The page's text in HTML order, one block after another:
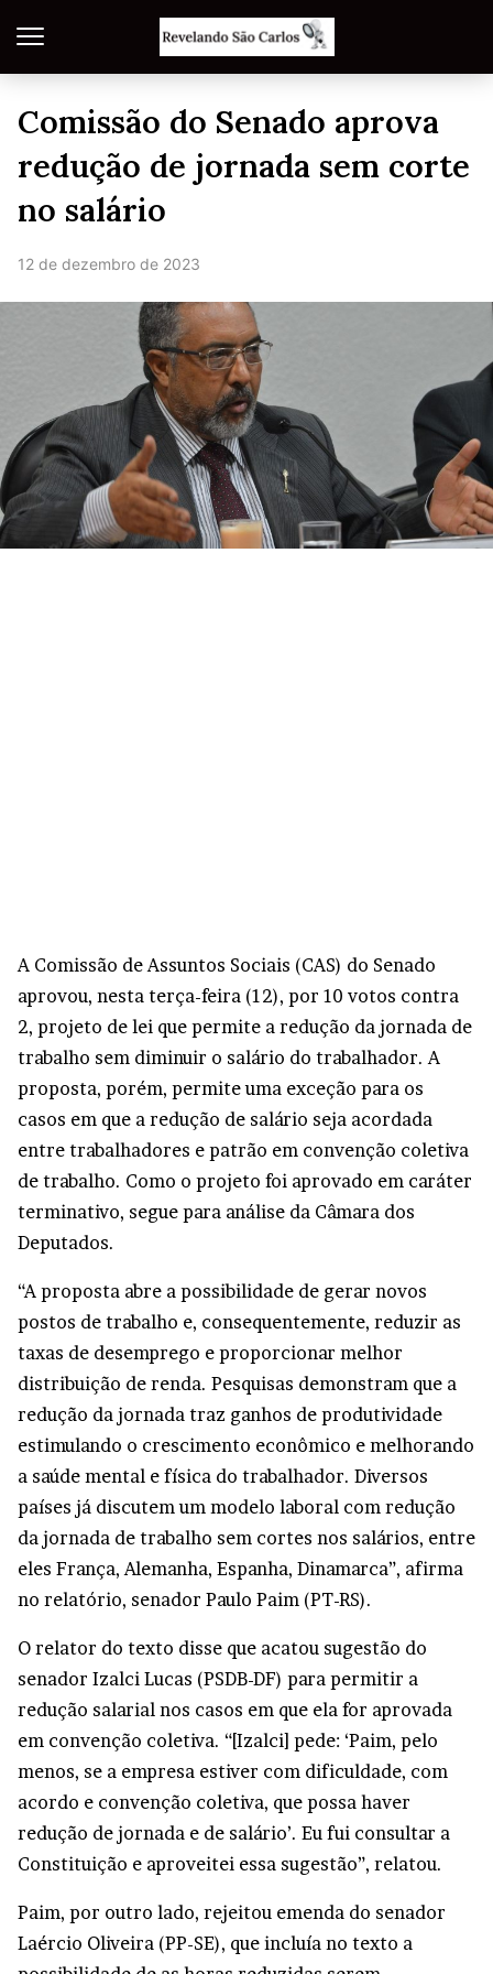
Comissão do Senado aprova
redução de jornada sem corte
no salário
12 de dezembro de 2023
A Comissão de Assuntos Sociais (CAS) do Senado
aprovou, nesta terça-feira (12), por 10 votos contra
2, projeto de lei que permite a redução da jornada de
trabalho sem diminuir o salário do trabalhador. A
proposta, porém, permite uma exceção para os
casos em que a redução de salário seja acordada
entre trabalhadores e patrão em convenção coletiva
de trabalho. Como o projeto foi aprovado em caráter
terminativo, segue para análise da Câmara dos
Deputados.
“A proposta abre a possibilidade de gerar novos
postos de trabalho e, consequentemente, reduzir as
taxas de desemprego e proporcionar melhor
distribuição de renda. Pesquisas demonstram que a
redução da jornada traz ganhos de produtividade
estimulando o crescimento econômico e melhorando
a saúde mental e física do trabalhador. Diversos
países já discutem um modelo laboral com redução
da jornada de trabalho sem cortes nos salários, entre
eles França, Alemanha, Espanha, Dinamarca”, afirma
no relatório, senador Paulo Paim (PT-RS).
O relator do texto disse que acatou sugestão do
senador Izalci Lucas (PSDB-DF) para permitir a
redução salarial nos casos em que ela for aprovada
em convenção coletiva. “[Izalci] pede: ‘Paim, pelo
menos, se a empresa estiver com dificuldade, com
acordo e convenção coletiva, que possa haver
redução de jornada e de salário’. Eu fui consultar a
Constituição e aproveitei essa sugestão”, relatou.
Paim, por outro lado, rejeitou emenda do senador
Laércio Oliveira (PP-SE), que incluía no texto a